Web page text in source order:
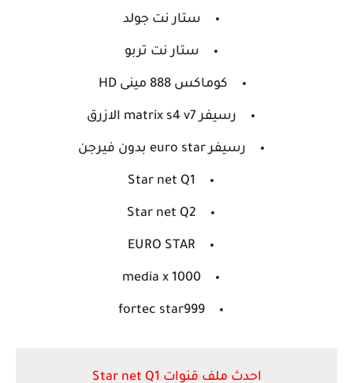
ستار نت جولد
ستار نت تربو
كوماكس 888 مينى HD
رسيفر matrix s4 v7 الازرق
رسيفر euro star بدون فيرجن
Star net Q1
Star net Q2
EURO STAR
media x 1000
fortec star999
احدث ملف قنوات Star net Q1